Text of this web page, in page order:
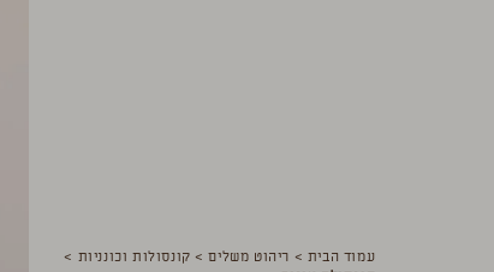
עמוד הבית > ריהוט משלים> קונסולות וכונניות >